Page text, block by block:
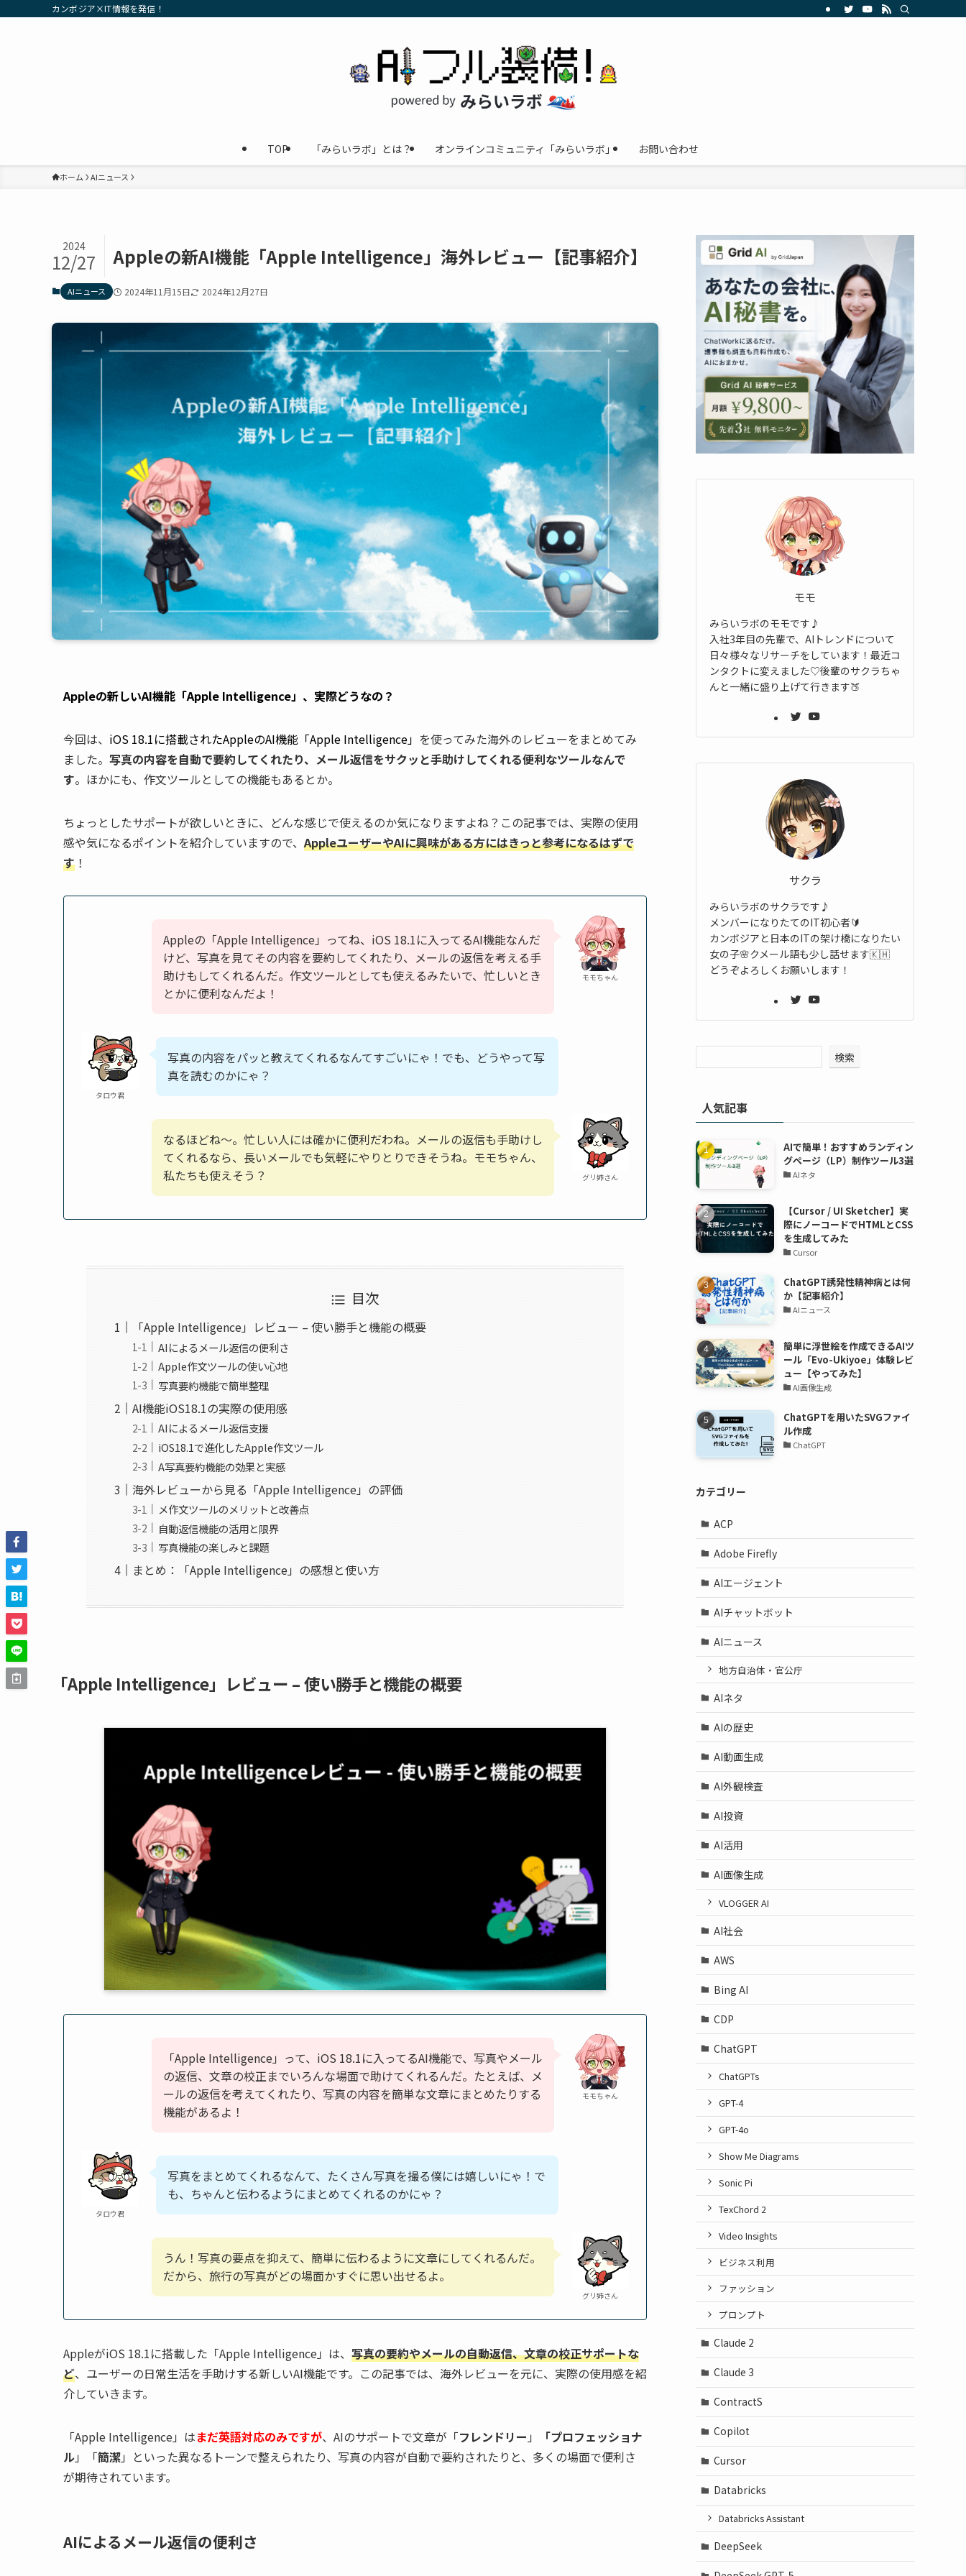
カンボジア×IT情報を発信！
TOP 「みらいラボ」とは？ オンラインコミュニティ「みらいラボ」 お問い合わせ
ホーム AIニュース
Appleの新AI機能「Apple Intelligence」海外レビュー【記事紹介】
2024
12/27
AIニュース 2024年11月15日 2024年12月27日
Appleの新しいAI機能「Apple Intelligence」、実際どうなの？
今回は、 iOS 18.1に搭載されたAppleのAI機能「Apple Intelligence」 を使ってみた海外のレビューをまとめてみ
ました。 写真の内容を自動で要約してくれたり、メール返信をサクッと手助けしてくれる便利なツールなんで
す。ほかにも、作文ツールとしての機能もあるとか。
ちょっとしたサポートが欲しいときに、どんな感じで使えるのか気になりますよね？この記事では、実際の使用
感や気になるポイントを紹介していますので、AppleユーザーやAIに興味がある方にはきっと参考になるはずで
す ！
モモちゃん
Appleの「Apple Intelligence」ってね、iOS 18.1に入ってるAI機能なんだ
けど、写真を見てその内容を要約してくれたり、メールの返信を考える手
助けもしてくれるんだ。作文ツールとしても使えるみたいで、忙しいとき
とかに便利なんだよ！
タロウ君
写真の内容をパッと教えてくれるなんてすごいにゃ！でも、どうやって写
真を読むのかにゃ？
グリ姉さん
なるほどね～。忙しい人には確かに便利だわね。メールの返信も手助けし
てくれるなら、長いメールでも気軽にやりとりできそうね。モモちゃん、
私たちも使えそう？
目次
「Apple Intelligence」レビュー – 使い勝手と機能の概要
AIによるメール返信の便利さ
Apple作文ツールの使い心地
写真要約機能で簡単整理
AI機能iOS18.1の実際の使用感
AIによるメール返信支援
iOS18.1で進化したApple作文ツール
A写真要約機能の効果と実感
海外レビューから見る「Apple Intelligence」の評価
メ作文ツールのメリットと改善点
自動返信機能の活用と限界
写真機能の楽しみと課題
まとめ：「Apple Intelligence」の感想と使い方
「Apple Intelligence」レビュー – 使い勝手と機能の概要
モモちゃん
「Apple Intelligence」って、iOS 18.1に入ってるAI機能で、写真やメール
の返信、文章の校正までいろんな場面で助けてくれるんだ。たとえば、メ
ールの返信を考えてくれたり、写真の内容を簡単な文章にまとめたりする
機能があるよ！
タロウ君
写真をまとめてくれるなんて、たくさん写真を撮る僕には嬉しいにゃ！で
も、ちゃんと伝わるようにまとめてくれるのかにゃ？
グリ姉さん
うん！写真の要点を抑えて、簡単に伝わるように文章にしてくれるんだ。
だから、旅行の写真がどの場面かすぐに思い出せるよ。
AppleがiOS 18.1に搭載した「Apple Intelligence」は、 写真の要約やメールの自動返信、文章の校正サポートな
ど、ユーザーの日常生活を手助けする新しいAI機能です。この記事では、海外レビューを元に、実際の使用感を紹
介していきます。
「Apple Intelligence」はまだ英語対応のみですが、AIのサポートで文章が「フレンドリー 」
「プロフェッショナ
ル 」「簡潔」といった異なるトーンで整えられたり、写真の内容が自動で要約されたりと、多くの場面で便利さ
が期待されています。
AIによるメール返信の便利さ
モモ
みらいラボのモモです♪
入社3年目の先輩で、AIトレンドについて
日々様々なリサーチをしています！最近コ
ンタクトに変えました♡後輩のサクラちゃ
んと一緒に盛り上げて行きます🍑
サクラ
みらいラボのサクラです♪
メンバーになりたてのIT初心者🔰
カンボジアと日本のITの架け橋になりたい
女の子🌸クメール語も少し話せます🇰🇭
どうぞよろしくお願いします！
検索
人気記事
AIで簡単！おすすめランディン
グページ（LP）制作ツール3選
AIネタ
【Cursor / UI Sketcher】実
際にノーコードでHTMLとCSS
を生成してみた
Cursor
ChatGPT誘発性精神病とは何
か【記事紹介】
AIニュース
簡単に浮世絵を作成できるAIツ
ール「Evo-Ukiyoe」体験レビ
ュー【やってみた】
AI画像生成
ChatGPTを用いたSVGファイ
ル作成
ChatGPT
カテゴリー
ACP
Adobe Firefly
AIエージェント
AIチャットボット
AIニュース
地方自治体・官公庁
AIネタ
AIの歴史
AI動画生成
AI外観検査
AI投資
AI活用
AI画像生成
VLOGGER AI
AI社会
AWS
Bing AI
CDP
ChatGPT
ChatGPTs
GPT-4
GPT-4o
Show Me Diagrams
Sonic Pi
TexChord 2
Video Insights
ビジネス利用
ファッション
プロンプト
Claude 2
Claude 3
ContractS
Copilot
Cursor
Databricks
Databricks Assistant
DeepSeek